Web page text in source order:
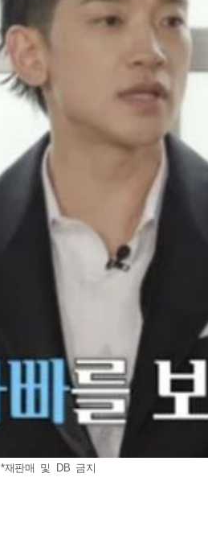
*재판매 및 DB 금지